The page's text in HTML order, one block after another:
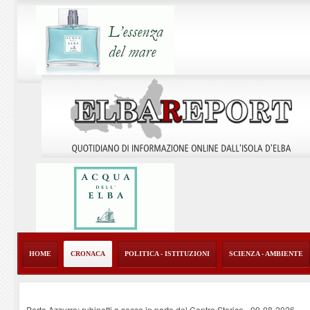
HOME CRONACA POLITICA - ISTITUZIONI SCIENZA - AMBIENTE